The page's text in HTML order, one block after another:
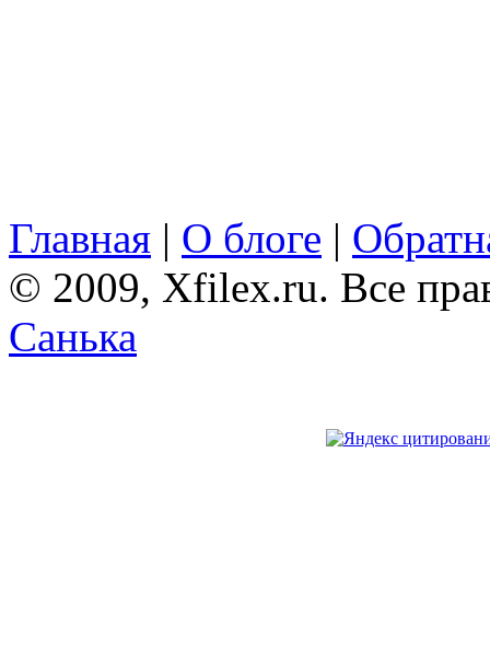
Главная | О блоге |
© 2009, Xfilex.ru. Все
Санька